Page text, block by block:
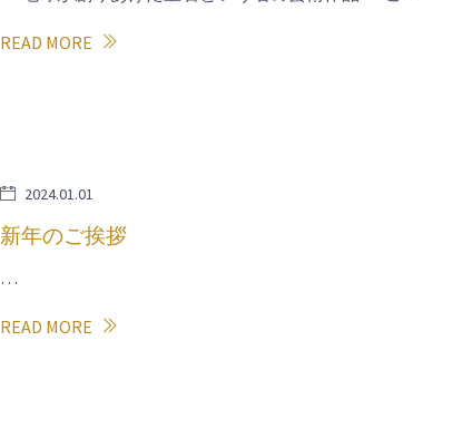
READ MORE
2024.01.01
新年のご挨拶
…
READ MORE